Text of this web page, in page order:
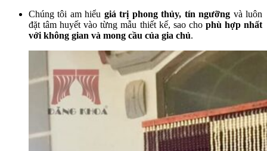
Chúng tôi am hiểu giá trị phong thủy, tín ngưỡng và luôn
đặt tâm huyết vào từng mẫu thiết kế, sao cho phù hợp nhất
với không gian và mong cầu của gia chủ.